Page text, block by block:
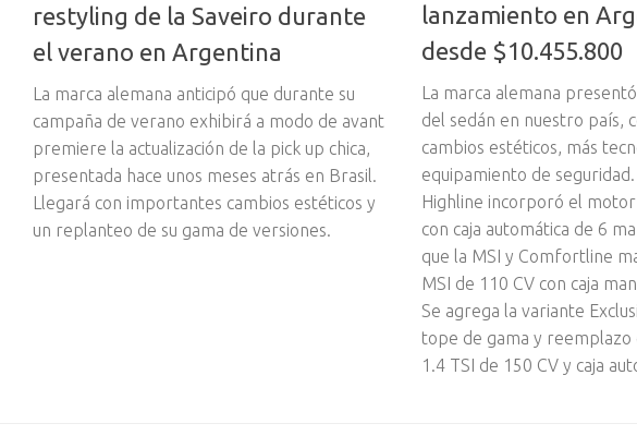
restyling de la Saveiro durante
el verano en Argentina
La marca alemana anticipó que durante su
campaña de verano exhibirá a modo de avant
premiere la actualización de la pick up chica,
presentada hace unos meses atrás en Brasil.
Llegará con importantes cambios estéticos y
un replanteo de su gama de versiones.
lanzamiento en
desde $10.455.800
La marca alemana
del sedán en nuestro país,
cambios estéticos, más
equipamiento de
Highline incorporó el motor
con caja automática de 6
que la MSI y Comfortline
MSI de 110 CV con caja
Se agrega la variante
tope de gama y reemplazo
1.4 TSI de 150 CV y caja